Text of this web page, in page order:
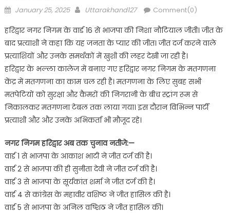
Posted
January 25, 2025 Author
Uttarakhand127 Comment(0)
हरिद्वार नगर निगम के वार्ड 16 से भाजपा की निशा नौटियाल जीती। जीत के
बाद प्रत्याशी ने कहा कि यह जनता के प्यार की जीत। जीत दर्ज करने वाले
प्रत्याशियों और उनके समर्थकों में खुशी की लहर देखी जा रही है।
हरिद्वार के भल्ला कालेज में बनाए गए हरिद्वार नगर निगम के मतगणना
केंद्र में मतगणना का काम चल रही है। मतगणना के लिए सुबह सभी
मतपेटियों को सुरक्षा और कैमरों की निगरानी के बीच स्ट्रांग रूम से
निकालकर मतगणना टेबल तक लाया गया। इस दौरान विभिन्न पार्टी
प्रत्याशी और और उनके अभिकर्ता भी मौजूद रहे।
नगर निगम हरिद्वार अब तक चुनाव नतीजे:—
वार्ड 1 से भाजपा के आकाश भाटी ने जीत दर्ज की है।
वार्ड 2 से भाजपा की ही सुनीता देवी ने जीत दर्ज की है।
वार्ड 3 से भाजपा के सूर्यकांत शर्मा ने जीत दर्ज की है।
वार्ड 4 से कांग्रेस के महावीर वशिष्ठ ने जीत हासिल की है।
वार्ड 5 से भाजपा के अनिल वष्शिठ ने जीत हासिल की।